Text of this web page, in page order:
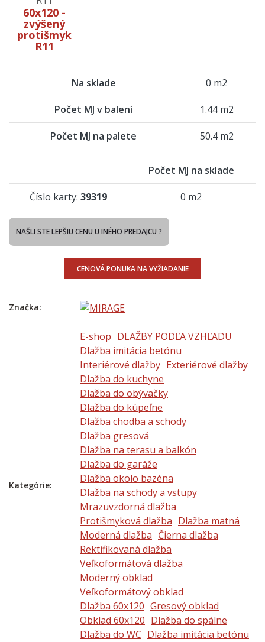
60x120 -
zvýšený
protišmyk
R11
Na sklade 0 m2
Počet MJ v balení 1.44 m2
Počet MJ na palete 50.4 m2
Počet MJ na sklade
Číslo karty: 39319 0 m2
NAŠLI STE LEPŠIU CENU U INÉHO PREDAJCU ?
CENOVÁ PONUKA NA VYŽIADANIE
Značka:
Kategórie:
E-shop DLAŽBY PODĽA VZHĽADU
Dlažba imitácia betónu
Interiérové dlažby Exteriérové dlažby
Dlažba do kuchyne
Dlažba do obývačky
Dlažba do kúpeľne
Dlažba chodba a schody
Dlažba gresová
Dlažba na terasu a balkón
Dlažba do garáže
Dlažba okolo bazéna
Dlažba na schody a vstupy
Mrazuvzdorná dlažba
Protišmyková dlažba Dlažba matná
Moderná dlažba Čierna dlažba
Rektifikovaná dlažba
Veľkoformátová dlažba
Moderný obklad
Veľkoformátový obklad
Dlažba 60x120 Gresový obklad
Obklad 60x120 Dlažba do spálne
Dlažba do WC Dlažba imitácia betónu